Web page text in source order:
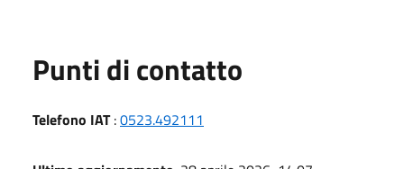
Punti di contatto
Telefono IAT:0523.492111